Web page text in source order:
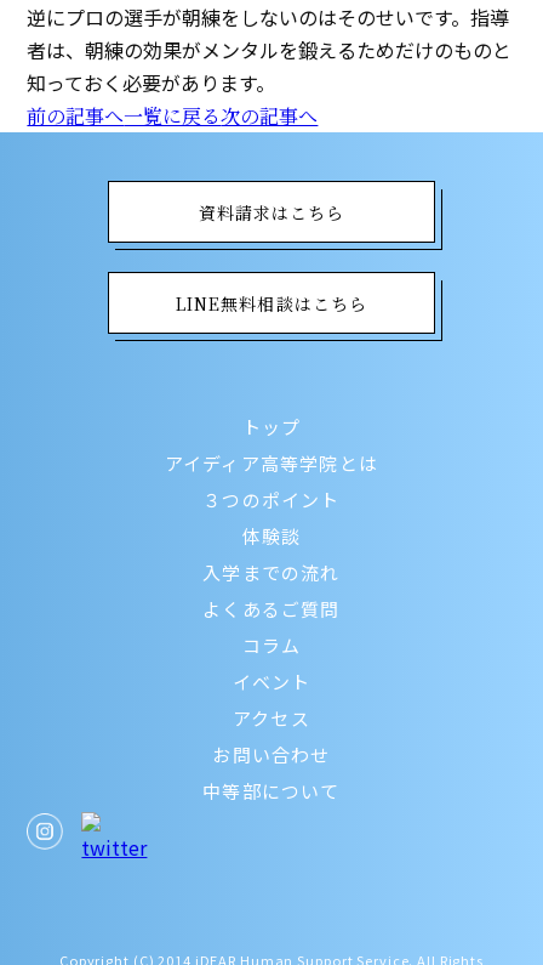
逆にプロの選手が朝練をしないのはそのせいです。指導
者は、朝練の効果がメンタルを鍛えるためだけのものと
知っておく必要があります。
前の記事へ一覧に戻る次の記事へ
資料請求はこちら
LINE無料相談はこちら
トップ
アイディア高等学院とは
３つのポイント
体験談
入学までの流れ
よくあるご質問
コラム
イベント
アクセス
お問い合わせ
中等部について
Copyright (C) 2014 iDEAR Human Support Service. All Rights